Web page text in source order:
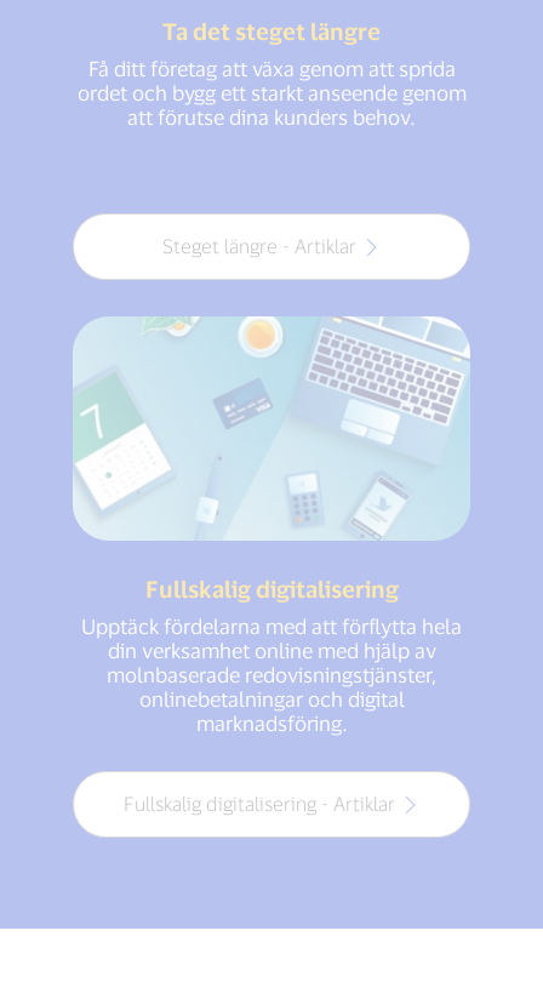
Ta det steget längre
Få ditt företag att växa genom att sprida
ordet och bygg ett starkt anseende genom
att förutse dina kunders behov.
Steget längre - Artiklar
Fullskalig digitalisering
Upptäck fördelarna med att förflytta hela
din verksamhet online med hjälp av
molnbaserade redovisningstjänster,
onlinebetalningar och digital
marknadsföring.
Fullskalig digitalisering - Artiklar